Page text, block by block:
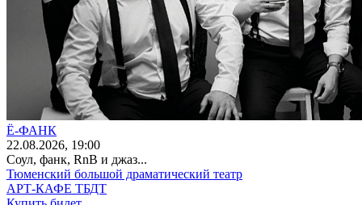
Ё-ФАНК
22.08.2026, 19:00
Соул, фанк, RnB и джаз...
Тюменский большой драматический театр
АРТ-КАФЕ ТБДТ